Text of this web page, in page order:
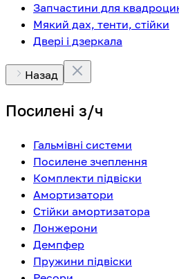
Запчастини для
Мякий дах, тенти, стійки
Двері і дзеркала
Назад
Посилені з/ч
Гальмівні системи
Посилене зчеплення
Комплекти підвіски
Амортизатори
Стійки амортизатора
Лонжерони
Демпфер
Пружини підвіски